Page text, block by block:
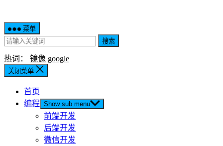
菜单
搜索
热词： 镜像 google
关闭菜单
首页
编程 Show sub menu
前端开发
后端开发
微信开发